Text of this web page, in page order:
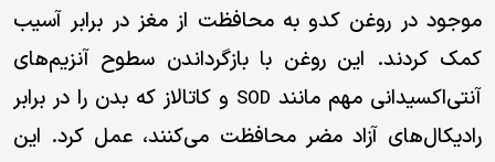
موجود در روغن کدو به محافظت از مغز در برابر آسیب
کمک کردند. این روغن با بازگرداندن سطوح آنزیم‌های
آنتی‌اکسیدانی مهم مانند SOD و کاتالاز که بدن را در برابر
رادیکال‌های آزاد مضر محافظت می‌کنند، عمل کرد. این